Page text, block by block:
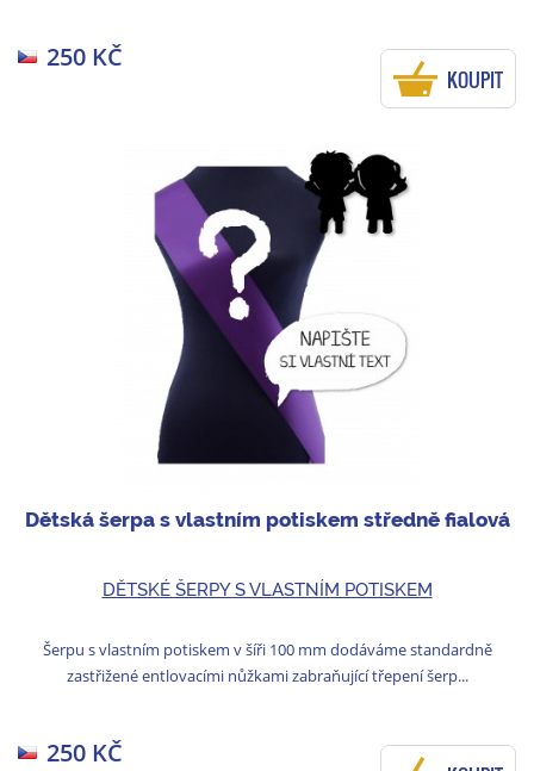
250 KČ
KOUPIT
Dětská šerpa s vlastním potiskem středně fialová
DĚTSKÉ ŠERPY S VLASTNÍM POTISKEM
Šerpu s vlastním potiskem v šíři 100 mm dodáváme standardně
zastřižené entlovacími nůžkami zabraňující třepení šerp...
250 KČ